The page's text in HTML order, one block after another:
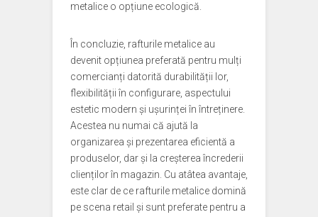
metalice o opțiune ecologică.
În concluzie, rafturile metalice au
devenit opțiunea preferată pentru mulți
comercianți datorită durabilității lor,
flexibilității în configurare, aspectului
estetic modern și ușurinței în întreținere.
Acestea nu numai că ajută la
organizarea și prezentarea eficientă a
produselor, dar și la creșterea încrederii
clienților în magazin. Cu atâtea avantaje,
este clar de ce rafturile metalice domină
pe scena retail și sunt preferate pentru a